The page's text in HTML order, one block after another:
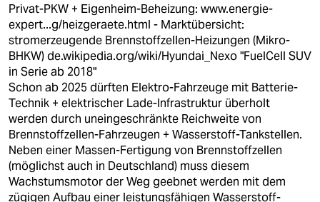
Privat-PKW + Eigenheim-Beheizung: www.energie-
expert...g/heizgeraete.html - Marktübersicht:
stromerzeugende Brennstoffzellen-Heizungen (Mikro-
BHKW)de.wikipedia.org/wiki/Hyundai_Nexo"FuelCell SUV
in Serie ab 2018"
Schon ab 2025 dürften Elektro-Fahrzeuge mit Batterie-
Technik + elektrischer Lade-Infrastruktur überholt
werden durch uneingeschränkte Reichweite von
Brennstoffzellen-Fahrzeugen + Wasserstoff-Tankstellen.
Neben einer Massen-Fertigung von Brennstoffzellen
(möglichst auch in Deutschland) muss diesem
Wachstumsmotor der Weg geebnet werden mit dem
zügigen Aufbau einer leistungsfähigen Wasserstoff-